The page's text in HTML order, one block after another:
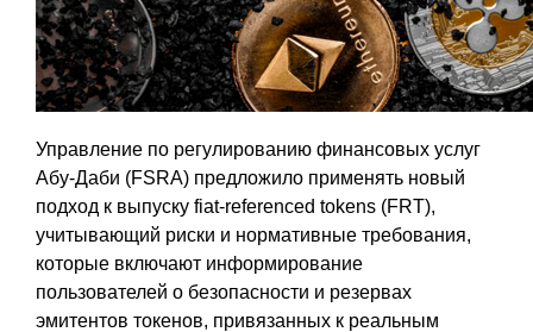
Управление по регулированию финансовых услуг
Абу-Даби (FSRA) предложило применять новый
подход к выпуску fiat-referenced tokens (FRT),
учитывающий риски и нормативные требования,
которые включают информирование
пользователей о безопасности и резервах
эмитентов токенов, привязанных к реальным